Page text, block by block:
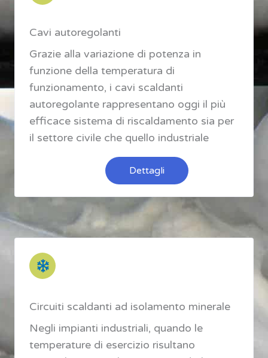
Cavi autoregolanti
Grazie alla variazione di potenza in
funzione della temperatura di
funzionamento, i cavi scaldanti
autoregolante rappresentano oggi il più
efficace sistema di riscaldamento sia per
il settore civile che quello industriale
Dettagli
Circuiti scaldanti ad isolamento minerale
Negli impianti industriali, quando le
temperature di esercizio risultano